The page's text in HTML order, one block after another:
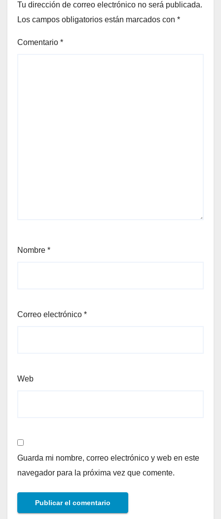
Tu dirección de correo electrónico no será publicada.
Los campos obligatorios están marcados con *
Comentario *
Nombre *
Correo electrónico *
Web
Guarda mi nombre, correo electrónico y web en este
navegador para la próxima vez que comente.